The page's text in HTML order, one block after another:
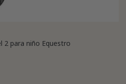
2 para niño Equestro